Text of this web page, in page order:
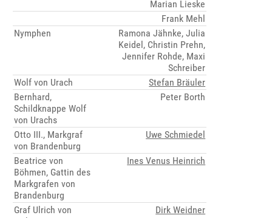
Marian Lieske
Frank Mehl
Nymphen
Ramona Jähnke, Julia
Keidel, Christin Prehn,
Jennifer Rohde, Maxi
Schreiber
Wolf von Urach
Stefan Bräuler
Bernhard,
Schildknappe Wolf
von Urachs
Peter Borth
Otto III., Markgraf
von Brandenburg
Uwe Schmiedel
Beatrice von
Böhmen, Gattin des
Markgrafen von
Brandenburg
Ines Venus Heinrich
Graf Ulrich von
Dirk Weidner